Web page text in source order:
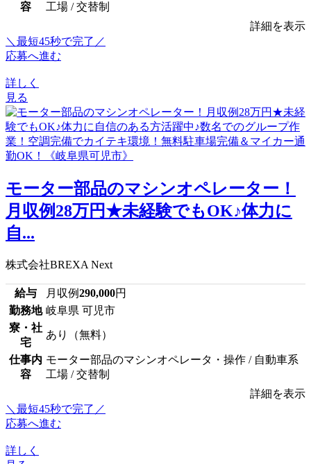
容
工場 / 交替制
詳細を表示
＼最短45秒で完了／
応募へ進む
詳しく
見る
モーター部品のマシンオペレーター！
月収例28万円★未経験でもOK♪体力に
自...
株式会社BREXA Next
給与 月収例290,000円
勤務地 岐阜県 可児市
寮・社
宅
あり（無料）
仕事内
容
モーター部品のマシンオペレータ・操作 / 自動車系
工場 / 交替制
詳細を表示
＼最短45秒で完了／
応募へ進む
詳しく